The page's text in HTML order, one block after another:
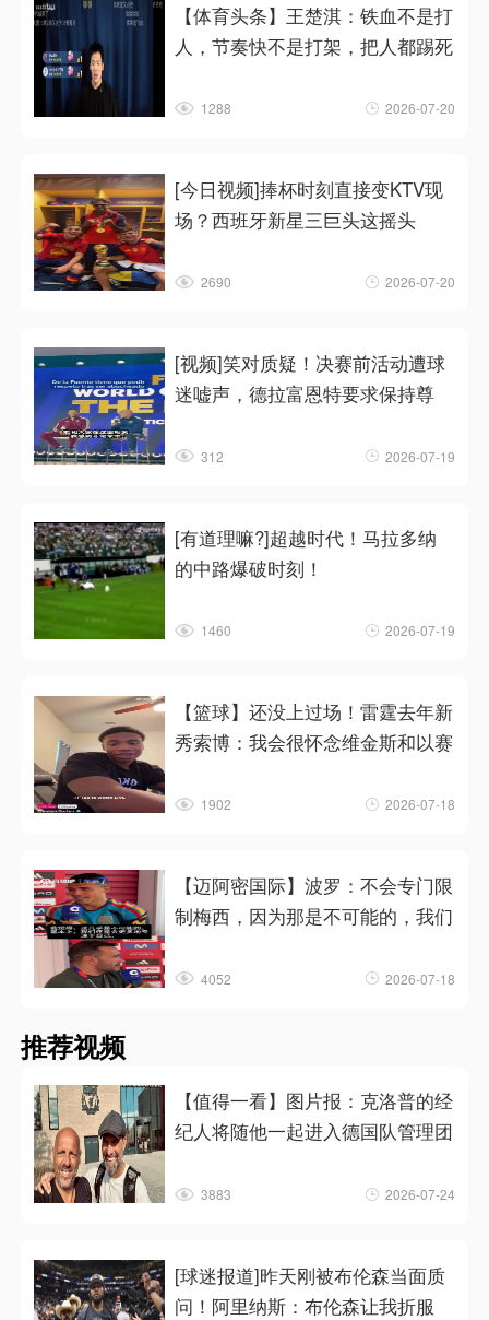
【体育头条】王楚淇：铁血不是打
人，节奏快不是打架，把人都踢死
1288 2026-07-20
[今日视频]捧杯时刻直接变KTV现
场？西班牙新星三巨头这摇头
2690 2026-07-20
[视频]笑对质疑！决赛前活动遭球
迷嘘声，德拉富恩特要求保持尊
312 2026-07-19
[有道理嘛?]超越时代！马拉多纳
的中路爆破时刻！
1460 2026-07-19
【篮球】还没上过场！雷霆去年新
秀索博：我会很怀念维金斯和以赛
1902 2026-07-18
【迈阿密国际】波罗：不会专门限
制梅西，因为那是不可能的，我们
4052 2026-07-18
推荐视频
【值得一看】图片报：克洛普的经
纪人将随他一起进入德国队管理团
3883 2026-07-24
[球迷报道]昨天刚被布伦森当面质
问！阿里纳斯：布伦森让我折服